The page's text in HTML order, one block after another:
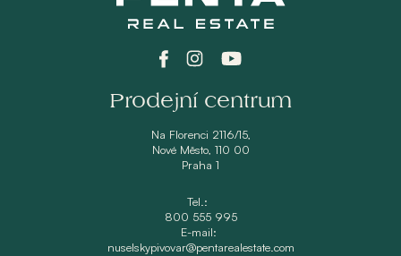
Prodejní centrum
Na Florenci 2116/15,
Nové Město, 110 00
Praha 1
Tel.:
800 555 995
E-mail:
nuselskypivovar@pentarealestate.com